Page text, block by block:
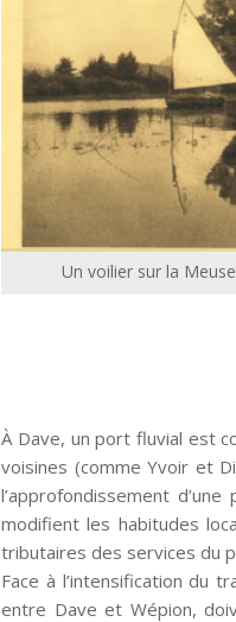
Un voilier sur la
À Dave, un port fluvial est
voisines (comme Yvoir et
l’approfondissement
modifient les habitudes
tributaires des services du
Face à l’intensification du
entre Dave et Wépion,